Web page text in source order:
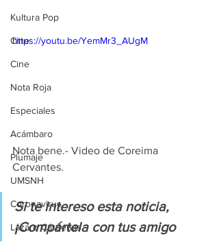
Kultura Pop
Cine
Cine
Nota Roja
Especiales
Acámbaro
Plumaje
UMSNH
Coronavirus
Lázaro Cárdenas
https://youtu.be/YemMr3_AUgM
Nota bene.- Video de Coreima
Cervantes.
Si te intereso esta noticia,
¡Compártela con tus amigo